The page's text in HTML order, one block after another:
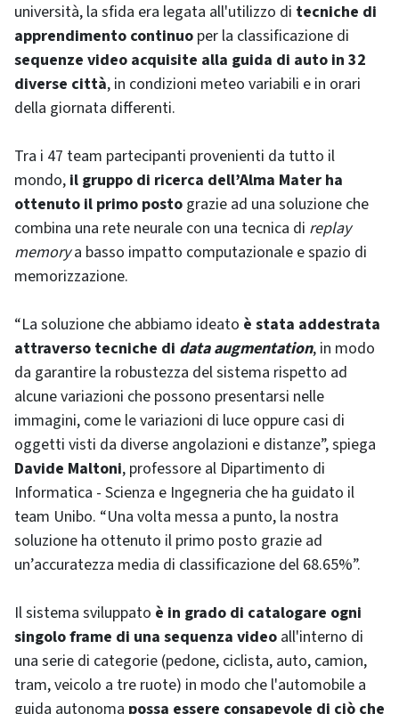
università, la sfida era legata all'utilizzo di tecniche di
apprendimento continuo per la classificazione di
sequenze video acquisite alla guida di auto in 32
diverse città, in condizioni meteo variabili e in orari
della giornata differenti.
Tra i 47 team partecipanti provenienti da tutto il
mondo, il gruppo di ricerca dell’Alma Mater ha
ottenuto il primo posto grazie ad una soluzione che
combina una rete neurale con una tecnica di replay
memorya basso impatto computazionale e spazio di
memorizzazione.
“La soluzione che abbiamo ideato è stata addestrata
attraverso tecniche di data augmentation, in modo
da garantire la robustezza del sistema rispetto ad
alcune variazioni che possono presentarsi nelle
immagini, come le variazioni di luce oppure casi di
oggetti visti da diverse angolazioni e distanze”, spiega
Davide Maltoni, professore al Dipartimento di
Informatica - Scienza e Ingegneria che ha guidato il
team Unibo. “Una volta messa a punto, la nostra
soluzione ha ottenuto il primo posto grazie ad
un’accuratezza media di classificazione del 68.65%”.
Il sistema sviluppato è in grado di catalogare ogni
singolo frame di una sequenza video all'interno di
una serie di categorie (pedone, ciclista, auto, camion,
tram, veicolo a tre ruote) in modo che l'automobile a
guida autonoma possa essere consapevole di ciò che